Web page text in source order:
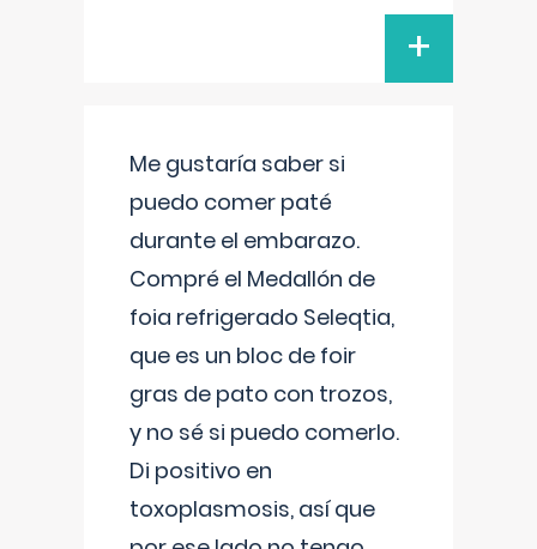
+
Me gustaría saber si
puedo comer paté
durante el embarazo.
Compré el Medallón de
foia refrigerado Seleqtia,
que es un bloc de foir
gras de pato con trozos,
y no sé si puedo comerlo.
Di positivo en
toxoplasmosis, así que